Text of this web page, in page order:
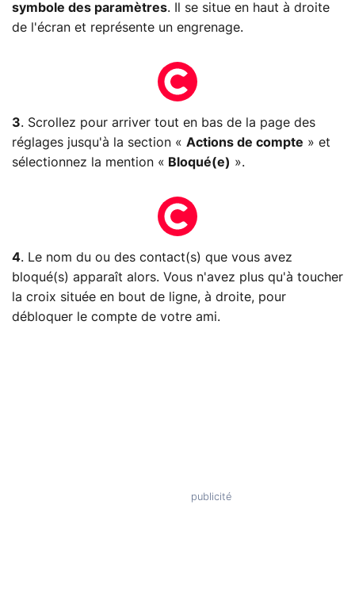
symbole des paramètres. Il se situe en haut à droite
de l'écran et représente un engrenage.
3. Scrollez pour arriver tout en bas de la page des
réglages jusqu'à la section « Actions de compte » et
sélectionnez la mention « Bloqué(e) ».
4. Le nom du ou des contact(s) que vous avez
bloqué(s) apparaît alors. Vous n'avez plus qu'à toucher
la croix située en bout de ligne, à droite, pour
débloquer le compte de votre ami.